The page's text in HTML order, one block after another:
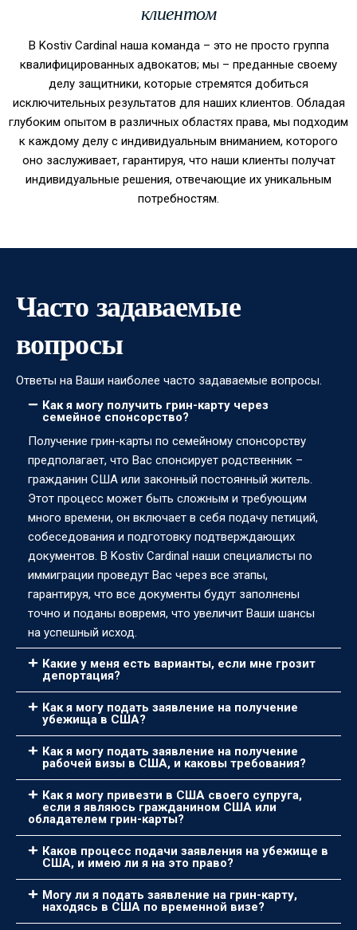
клиентом
В Kostiv Cardinal наша команда – это не просто группа
квалифицированных адвокатов; мы – преданные своему
делу защитники, которые стремятся добиться
исключительных результатов для наших клиентов. Обладая
глубоким опытом в различных областях права, мы подходим
к каждому делу с индивидуальным вниманием, которого
оно заслуживает, гарантируя, что наши клиенты получат
индивидуальные решения, отвечающие их уникальным
потребностям.
Часто задаваемые
вопросы
Ответы на Ваши наиболее часто задаваемые вопросы.
Как я могу получить грин-карту через
семейное спонсорство?
Получение грин-карты по семейному спонсорству
предполагает, что Вас спонсирует родственник –
гражданин США или законный постоянный житель.
Этот процесс может быть сложным и требующим
много времени, он включает в себя подачу петиций,
собеседования и подготовку подтверждающих
документов. В Kostiv Cardinal наши специалисты по
иммиграции проведут Вас через все этапы,
гарантируя, что все документы будут заполнены
точно и поданы вовремя, что увеличит Ваши шансы
на успешный исход.
Какие у меня есть варианты, если мне грозит
депортация?
Как я могу подать заявление на получение
убежища в США?
Как я могу подать заявление на получение
рабочей визы в США, и каковы требования?
Как я могу привезти в США своего супруга,
если я являюсь гражданином США или
обладателем грин-карты?
Каков процесс подачи заявления на убежище в
США, и имею ли я на это право?
Могу ли я подать заявление на грин-карту,
находясь в США по временной визе?